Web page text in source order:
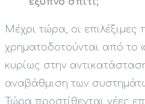
Μέχρι τώρα, οι
χρηματοδοτούνται από το
κυρίως στην
αναβάθμιση των
Τώρα προστίθενται νέες